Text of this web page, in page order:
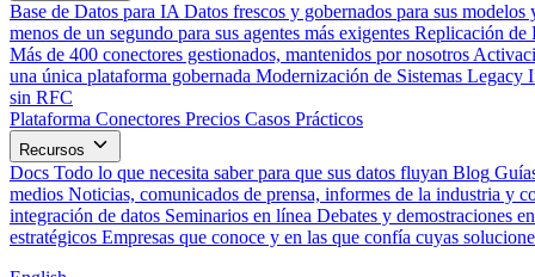
Base de Datos para IA Datos frescos y gobernados para sus modelos
menos de un segundo para sus agentes más exigentes Replicación de
Más de 400 conectores gestionados, mantenidos por nosotros
una única plataforma gobernada Modernización de Sistemas Legacy
sin RFC
Plataforma Conectores Precios Casos Prácticos
Recursos
Docs Todo lo que necesita saber para que sus datos fluyan Blog
medios Noticias, comunicados de prensa, informes de la industria y
integración de datos Seminarios en línea Debates y demostraciones
estratégicos Empresas que conoce y en las que confía cuyas